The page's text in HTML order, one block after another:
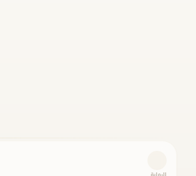
الرواية